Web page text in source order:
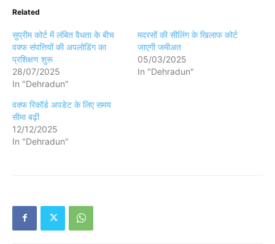
Related
सुप्रीम कोर्ट में लंबित वैधता के बीच
वक्फ संपत्तियों की अपलोडिंग का
प्रशिक्षण शुरू
28/07/2025
In "Dehradun"
मदरसों की सीलिंग के खिलाफ कोर्ट
जाएगी जमीअत
05/03/2025
In "Dehradun"
वक्फ रिकॉर्ड अपडेट के लिए समय
सीमा बढ़ी
12/12/2025
In "Dehradun"